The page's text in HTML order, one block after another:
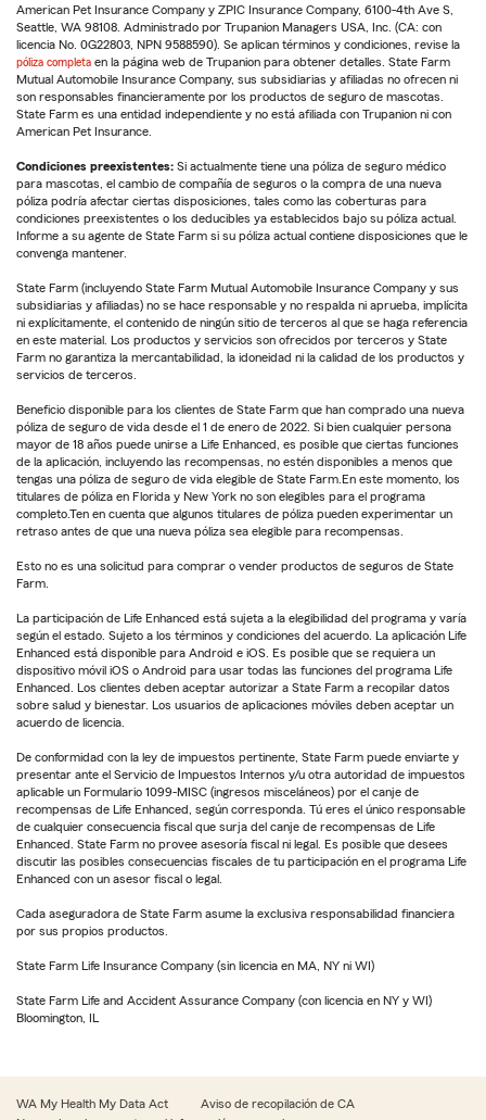
American Pet Insurance Company y ZPIC Insurance Company, 6100-4th Ave S,
Seattle, WA 98108. Administrado por Trupanion Managers USA, Inc. (CA: con
licencia No. 0G22803, NPN 9588590). Se aplican términos y condiciones, revise la
póliza completa en la página web de Trupanion para obtener detalles. State Farm
Mutual Automobile Insurance Company, sus subsidiarias y afiliadas no ofrecen ni
son responsables financieramente por los productos de seguro de mascotas.
State Farm es una entidad independiente y no está afiliada con Trupanion ni con
American Pet Insurance.
Condiciones preexistentes: Si actualmente tiene una póliza de seguro médico
para mascotas, el cambio de compañía de seguros o la compra de una nueva
póliza podría afectar ciertas disposiciones, tales como las coberturas para
condiciones preexistentes o los deducibles ya establecidos bajo su póliza actual.
Informe a su agente de State Farm si su póliza actual contiene disposiciones que le
convenga mantener.
State Farm (incluyendo State Farm Mutual Automobile Insurance Company y sus
subsidiarias y afiliadas) no se hace responsable y no respalda ni aprueba, implícita
ni explícitamente, el contenido de ningún sitio de terceros al que se haga referencia
en este material. Los productos y servicios son ofrecidos por terceros y State
Farm no garantiza la mercantabilidad, la idoneidad ni la calidad de los productos y
servicios de terceros.
Beneficio disponible para los clientes de State Farm que han comprado una nueva
póliza de seguro de vida desde el 1 de enero de 2022. Si bien cualquier persona
mayor de 18 años puede unirse a Life Enhanced, es posible que ciertas funciones
de la aplicación, incluyendo las recompensas, no estén disponibles a menos que
tengas una póliza de seguro de vida elegible de State Farm.En este momento, los
titulares de póliza en Florida y New York no son elegibles para el programa
completo.Ten en cuenta que algunos titulares de póliza pueden experimentar un
retraso antes de que una nueva póliza sea elegible para recompensas.
Esto no es una solicitud para comprar o vender productos de seguros de State
Farm.
La participación de Life Enhanced está sujeta a la elegibilidad del programa y varía
según el estado. Sujeto a los términos y condiciones del acuerdo. La aplicación Life
Enhanced está disponible para Android e iOS. Es posible que se requiera un
dispositivo móvil iOS o Android para usar todas las funciones del programa Life
Enhanced. Los clientes deben aceptar autorizar a State Farm a recopilar datos
sobre salud y bienestar. Los usuarios de aplicaciones móviles deben aceptar un
acuerdo de licencia.
De conformidad con la ley de impuestos pertinente, State Farm puede enviarte y
presentar ante el Servicio de Impuestos Internos y/u otra autoridad de impuestos
aplicable un Formulario 1099-MISC (ingresos misceláneos) por el canje de
recompensas de Life Enhanced, según corresponda. Tú eres el único responsable
de cualquier consecuencia fiscal que surja del canje de recompensas de Life
Enhanced. State Farm no provee asesoría fiscal ni legal. Es posible que desees
discutir las posibles consecuencias fiscales de tu participación en el programa Life
Enhanced con un asesor fiscal o legal.
Cada aseguradora de State Farm asume la exclusiva responsabilidad financiera
por sus propios productos.
State Farm Life Insurance Company (sin licencia en MA, NY ni WI)
State Farm Life and Accident Assurance Company (con licencia en NY y WI)
Bloomington, IL
WA My Health My Data Act
Aviso de recopilación de CA